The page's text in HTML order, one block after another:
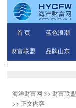
首 页 蓝色浪潮
财富联盟 品牌山东
海洋财富网 >> 财富联盟
>> 正文内容